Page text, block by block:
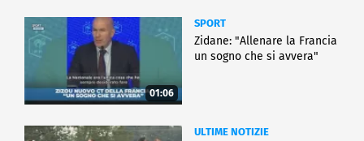
01:06
SPORT
Zidane: "Allenare la Francia
un sogno che si avvera"
ULTIME NOTIZIE